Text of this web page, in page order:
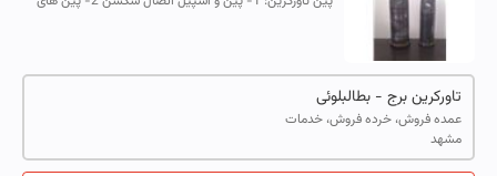
تاورکرین برج - بطالبلوئی
عمده فروش، خرده فروش، خدمات
مشهد